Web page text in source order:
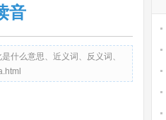
音
什么意思、近义词、反义词、